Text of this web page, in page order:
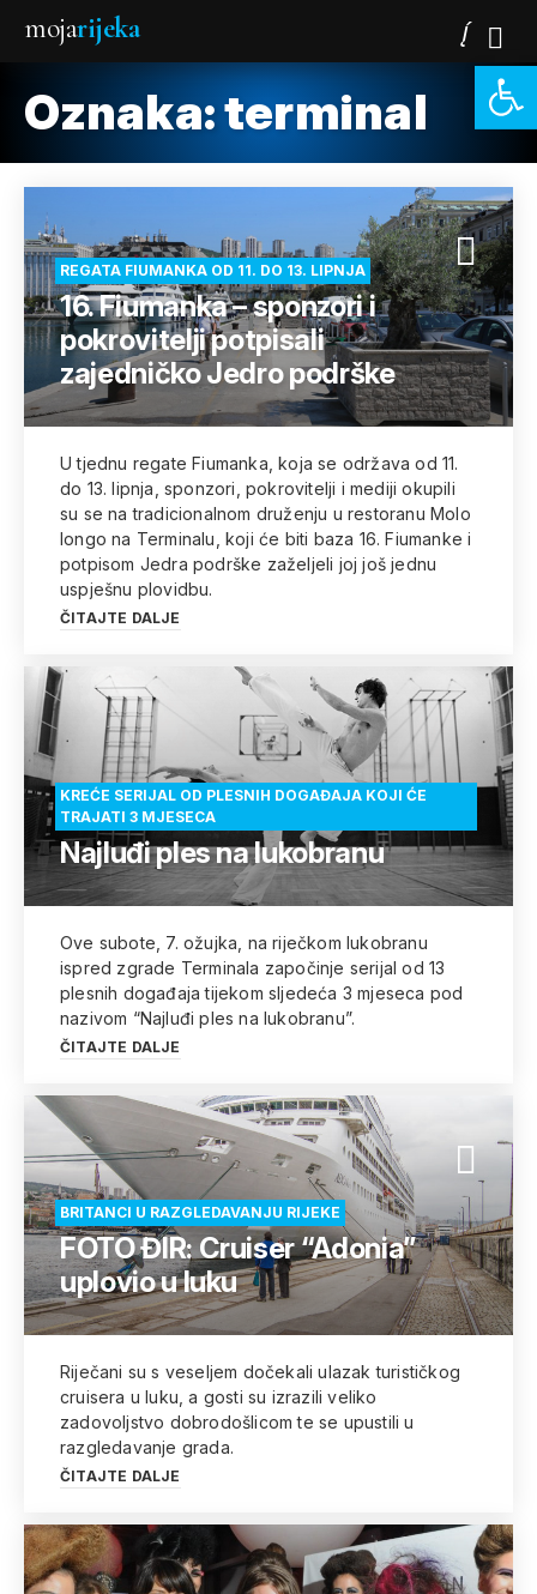
mojarijeka
Oznaka:terminal
REGATA FIUMANKA OD 11. DO 13. LIPNJA
16. Fiumanka – sponzori i
pokrovitelji potpisali
zajedničko Jedro podrške
U tjednu regate Fiumanka, koja se održava od 11.
do 13. lipnja, sponzori, pokrovitelji i mediji okupili
su se na tradicionalnom druženju u restoranu Molo
longo na Terminalu, koji će biti baza 16. Fiumanke i
potpisom Jedra podrške zaželjeli joj još jednu
uspješnu plovidbu.
ČITAJTE DALJE
KREĆE SERIJAL OD PLESNIH DOGAĐAJA KOJI ĆE
TRAJATI 3 MJESECA
Najluđi ples na lukobranu
Ove subote, 7. ožujka, na riječkom lukobranu
ispred zgrade Terminala započinje serijal od 13
plesnih događaja tijekom sljedeća 3 mjeseca pod
nazivom “Najluđi ples na lukobranu”.
ČITAJTE DALJE
BRITANCI U RAZGLEDAVANJU RIJEKE
FOTO ĐIR: Cruiser “Adonia”
uplovio u luku
Riječani su s veseljem dočekali ulazak turističkog
cruisera u luku, a gosti su izrazili veliko
zadovoljstvo dobrodošlicom te se upustili u
razgledavanje grada.
ČITAJTE DALJE